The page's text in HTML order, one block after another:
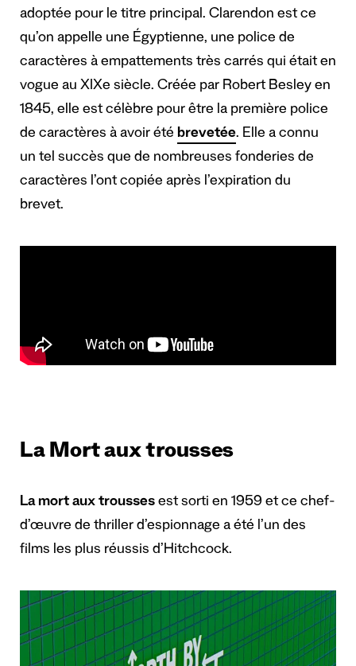
adoptée pour le titre principal. Clarendon est ce
qu’on appelle une Égyptienne, une police de
caractères à empattements très carrés qui était en
vogue au XIXe siècle. Créée par Robert Besley en
1845, elle est célèbre pour être la première police
de caractères à avoir été brevetée. Elle a connu
un tel succès que de nombreuses fonderies de
caractères l’ont copiée après l’expiration du
brevet.
La Mort aux trousses
La mort aux trousses est sorti en 1959 et ce chef-
d’œuvre de thriller d’espionnage a été l’un des
films les plus réussis d’Hitchcock.